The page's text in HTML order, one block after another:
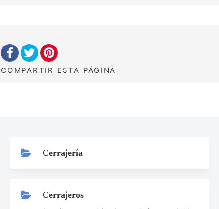
COMPARTIR ESTA PÁGINA
Cerrajería
Cerrajeros